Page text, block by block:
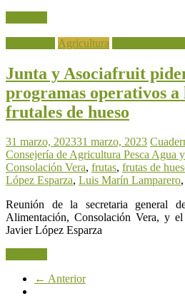
Agricultura
Junta y Asociafruit
programas operativos
frutales de hueso
31 marzo, 202331 marzo, 2023
Consejería de Agricultura Pesca Agua
Consolación Vera, frutas, frutas de
López Esparza, Luis Marín Lamparero,
Reunión de la secretaria general
Alimentación, Consolación Vera, y
Javier López Esparza
← Anterior